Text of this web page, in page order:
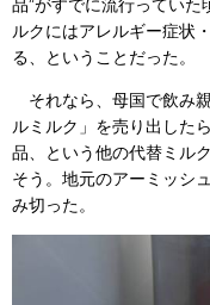
品”がすでに流行っていた
ルクにはアレルギー症状
る、ということだった。
それなら、母国で飲み
ルミルク」を売り出した
品、という他の代替ミル
そう。地元のアーミッシ
み切った。